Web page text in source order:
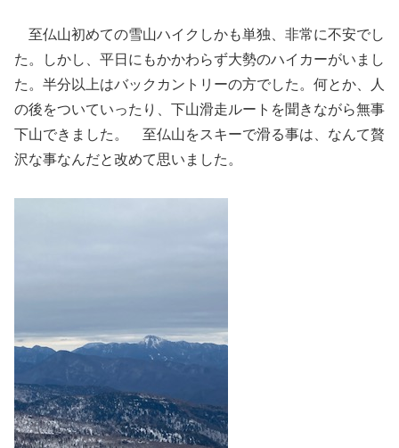
至仏山初めての雪山ハイクしかも単独、非常に不安でし
た。しかし、平日にもかかわらず大勢のハイカーがいまし
た。半分以上はバックカントリーの方でした。何とか、人
の後をついていったり、下山滑走ルートを聞きながら無事
下山できました。 至仏山をスキーで滑る事は、なんて贅
沢な事なんだと改めて思いました。